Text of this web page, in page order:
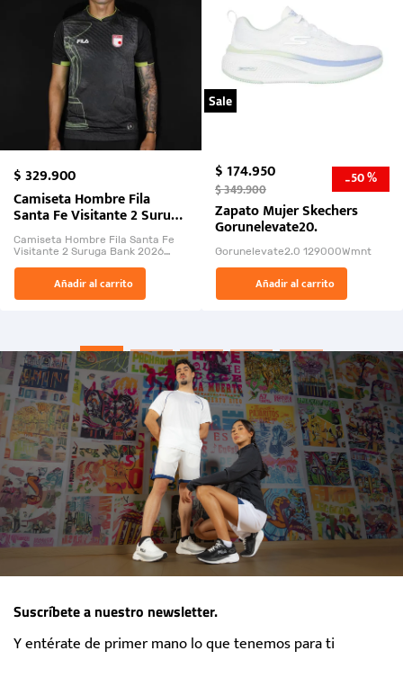
$329.900
Camiseta Hombre Fila
Santa Fe Visitante 2 Suruga
Bank 2026
Camiseta Hombre Fila Santa Fe
Visitante 2 Suruga Bank 2026
El Rugido del Sol Naciente:
“Primeros para la Et...
Añadir al carrito
Sale
$174.950
$349.900 -50 %
Zapato Mujer Skechers
Gorunelevate20.
Gorunelevate2.0 129000Wmnt
Añadir al carrito
Suscríbete a nuestro newsletter.
Y entérate de primer mano lo que tenemos para ti